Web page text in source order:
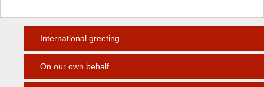
International greeting
On our own behalf